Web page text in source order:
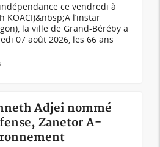
ce vendredi à
KOACI)&nbsp;A l’instar
la ville de Grand-Béréby a
07 août 2026, les 66 ans
Adjei nommé
Zanetor A-